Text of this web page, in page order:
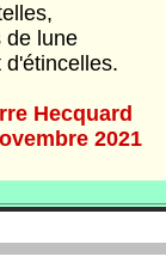
lune
Hecquard
2021